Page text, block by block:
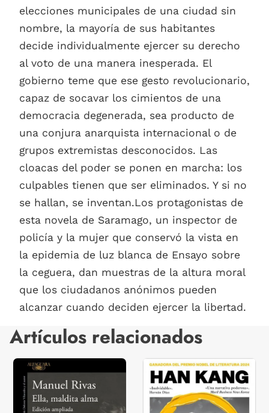
elecciones municipales de una ciudad sin
nombre, la mayoría de sus habitantes
decide individualmente ejercer su derecho
al voto de una manera inesperada. El
gobierno teme que ese gesto revolucionario,
capaz de socavar los cimientos de una
democracia degenerada, sea producto de
una conjura anarquista internacional o de
grupos extremistas desconocidos. Las
cloacas del poder se ponen en marcha: los
culpables tienen que ser eliminados. Y si no
se hallan, se inventan.Los protagonistas de
esta novela de Saramago, un inspector de
policía y la mujer que conservó la vista en
la epidemia de luz blanca de Ensayo sobre
la ceguera, dan muestras de la altura moral
que los ciudadanos anónimos pueden
alcanzar cuando deciden ejercer la libertad.
Artículos relacionados